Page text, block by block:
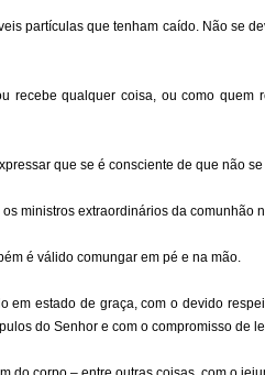
partículas que tenham caído. Não se
recebe qualquer coisa, ou como
que se é consciente de que não
ministros extraordinários da
é válido comungar em pé e na mão.
em estado de graça, com o devido
do Senhor e com o compromisso de